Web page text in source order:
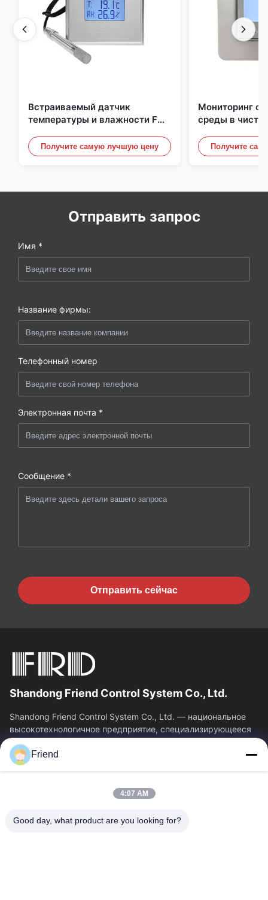
Встраиваемый датчик
температуры и влажности FD-
монитор из нержавеющей
стали 316L
Получите самую лучшую цену
Мониторинг
среды в
встроенная
20mA/RS485
Получите
Отправить запрос
Имя *
Название фирмы:
Телефонный номер
Электронная почта *
Сообщение *
Отправить сейчас
Shandong Friend Control System Co., Ltd.
Shandong Friend Control System Co., Ltd. — национальное
высокотехнологичное предприятие, специализирующееся
на исследованиях и разработках в...
Быстрые Связи
О Компании
Наша Фабрика
Контроль Качества
Friend
4:07 AM
Good day, what product are you looking for?